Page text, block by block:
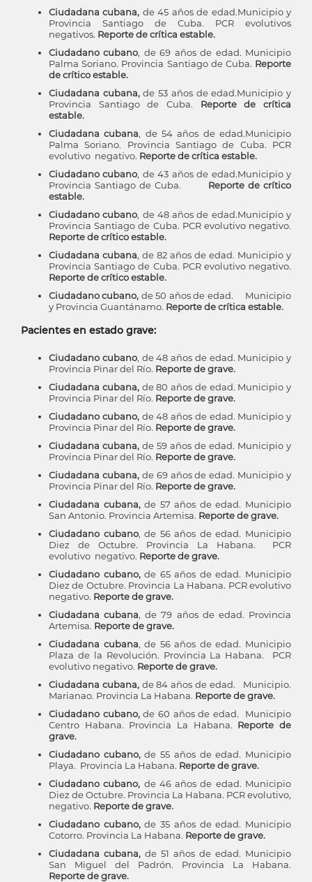
Ciudadana cubana, de 45 años de edad.Municipio y
Provincia Santiago de Cuba.
PCR evolutivos
negativos. Reporte de crítica estable.
Ciudadano cubano, de 69 años de edad. Municipio
Palma Soriano. Provincia Santiago de Cuba. Reporte
de crítico estable.
Ciudadana cubana,de 53 años de edad.Municipio y
Provincia Santiago de Cuba. Reporte de crítica
estable.
Ciudadana cubana, de 54 años de edad.Municipio
Palma Soriano. Provincia Santiago de Cuba. PCR
evolutivo negativo. Reporte de crítica estable.
Ciudadano cubano, de 43 años de edad.Municipio y
Provincia Santiago de Cuba. Reporte de crítico
estable.
Ciudadano cubano, de 48 años de edad.Municipio y
Provincia Santiago de Cuba. PCR evolutivo negativo.
Reporte de crítico estable.
Ciudadana cubana, de 82 años de edad. Municipio y
Provincia Santiago de Cuba. PCR evolutivo negativo.
Reporte de crítico estable.
Ciudadano cubano, de 50 años de edad. Municipio
y Provincia Guantánamo. Reporte de crítica estable.
Pacientes en estado grave:
Ciudadano cubano, de 48 años de edad. Municipio y
Provincia Pinar del Río. Reporte de grave.
Ciudadana cubana,de 80 años de edad. Municipio y
Provincia Pinar del Río. Reporte de grave.
Ciudadano cubano,de 48 años de edad. Municipio y
Provincia Pinar del Río. Reporte de grave.
Ciudadana cubana, de 59 años de edad. Municipio y
Provincia Pinar del Río. Reporte de grave.
Ciudadana cubana,de 69 años de edad. Municipio y
Provincia Pinar del Río. Reporte de grave.
Ciudadana cubana,de 57 años de edad. Municipio
San Antonio. Provincia Artemisa. Reporte de grave.
Ciudadano cubano, de 56 años de edad. Municipio
Diez de Octubre. Provincia La Habana. PCR
evolutivo negativo. Reporte de grave.
Ciudadano cubano,de 65 años de edad. Municipio
Diez de Octubre. Provincia La Habana. PCR evolutivo
negativo. Reporte de grave.
Ciudadana cubana, de 79 años de edad. Provincia
Artemisa. Reporte de grave.
Ciudadana cubana, de 56 años de edad. Municipio
Plaza de la Revolución. Provincia La Habana. PCR
evolutivo negativo. Reporte de grave.
Ciudadana cubana,de 84 años de edad. Municipio.
Marianao. Provincia La Habana. Reporte de grave.
Ciudadano cubano,de 60 años de edad. Municipio
Centro Habana. Provincia La Habana. Reporte de
grave.
Ciudadano cubano,de 55 años de edad. Municipio
Playa. Provincia La Habana. Reporte de grave.
Ciudadano cubano, de 46 años de edad. Municipio
Diez de Octubre. Provincia La Habana. PCR evolutivo,
negativo. Reporte de grave.
Ciudadano cubano,de 35 años de edad. Municipio
Cotorro. Provincia La Habana. Reporte de grave.
Ciudadana cubana, de 51 años de edad. Municipio
San Miguel del Padrón. Provincia La Habana.
Reporte de grave.